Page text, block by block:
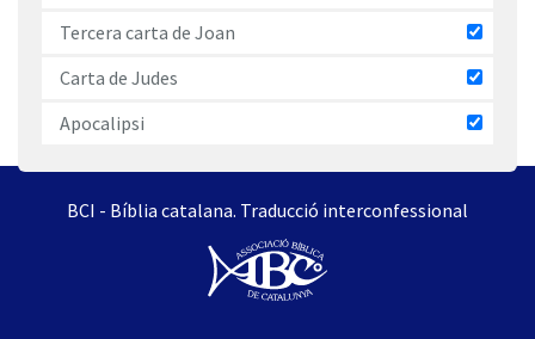
Tercera carta de Joan
Carta de Judes
Apocalipsi
BCI - Bíblia catalana. Traducció interconfessional